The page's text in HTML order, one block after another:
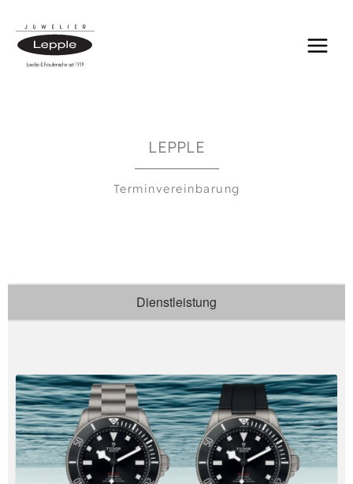
Inhalt
springen
LEPPLE
Terminvereinbarung